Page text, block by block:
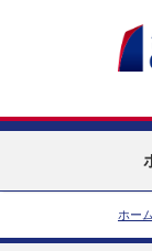
ホーム